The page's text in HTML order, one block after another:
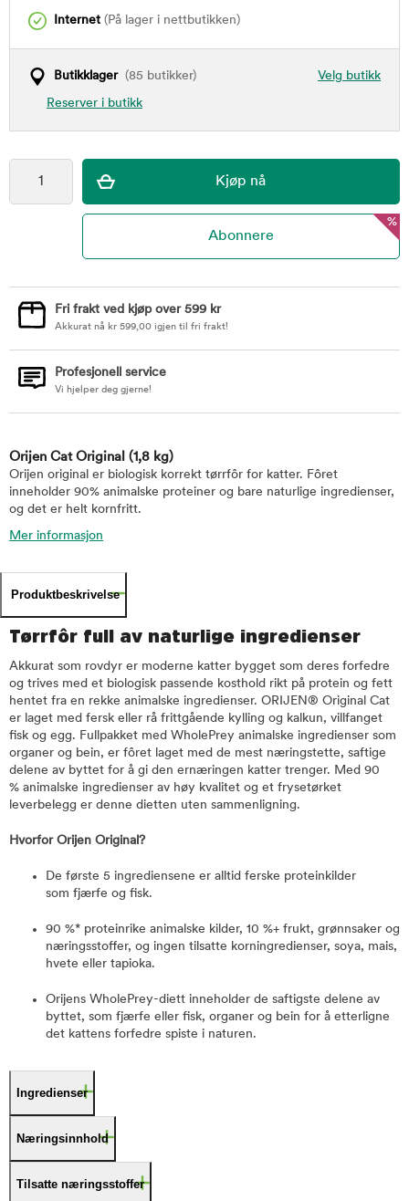
Internet (På lager i nettbutikken)
Velg butikk
Butikklager(85 butikker)
Reserver i butikk
%
Fri frakt ved kjøp over 599 kr
Akkurat nå kr 599,00 igjen til fri frakt!
Profesjonell service
Vi hjelper deg gjerne!
Orijen Cat Original (1,8 kg)
Orijen original er biologisk korrekt tørrfôr for katter. Fôret
inneholder 90% animalske proteiner og bare naturlige ingredienser,
og det er helt kornfritt.
Mer informasjon
Produktbeskrivelse
Tørrfôr full av naturlige ingredienser
Akkurat som rovdyr er moderne katter bygget som deres forfedre
og trives med et biologisk passende kosthold rikt på protein og fett
hentet fra en rekke animalske ingredienser. ORIJEN® Original Cat
er laget med fersk eller rå frittgående kylling og kalkun, villfanget
fisk og egg. Fullpakket med WholePrey animalske ingredienser som
organer og bein, er fôret laget med de mest næringstette, saftige
delene av byttet for å gi den ernæringen katter trenger. Med 90
% animalske ingredienser av høy kvalitet og et frysetørket
leverbelegg er denne dietten uten sammenligning.
Hvorfor Orijen Original?
De første 5 ingrediensene er alltid ferske proteinkilder
som fjærfe og fisk.
90 %* proteinrike animalske kilder, 10 %+ frukt, grønnsaker og
næringsstoffer, og ingen tilsatte korningredienser, soya, mais,
hvete eller tapioka.
Orijens WholePrey-diett inneholder de saftigste delene av
byttet, som fjærfe eller fisk, organer og bein for å etterligne
det kattens forfedre spiste i naturen.
Ingredienser
Næringsinnhold
Tilsatte næringsstoffer